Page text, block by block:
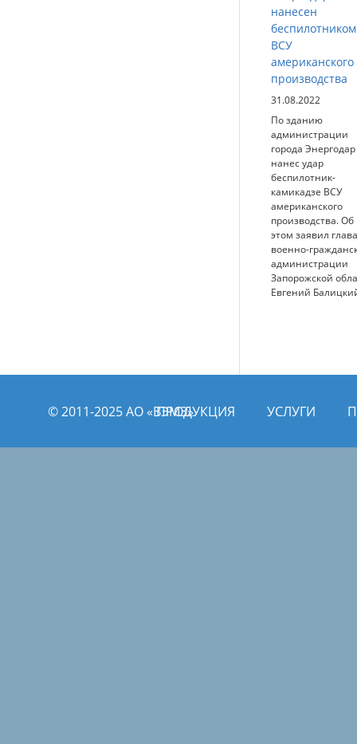
нанесен
беспилотником
ВСУ
американского
производства
31.08.2022
По зданию
администрации
города Энергодар
нанес удар
беспилотник-
камикадзе ВСУ
американского
производства. Об
этом заявил глава
военно-
администрации
Запорожской
Евгений
© 2011­­-2025 АО «ВЭМЗ»ПРОДУКЦИЯ УСЛУГИ